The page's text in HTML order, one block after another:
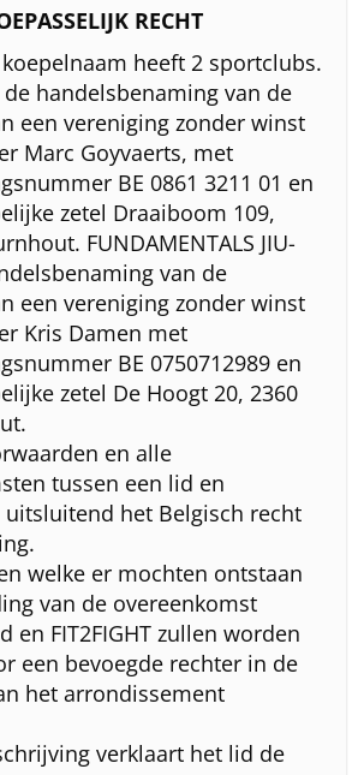
RECHT
heeft 2 sportclubs.
de handelsbenaming van de
een vereniging zonder winst
Marc Goyvaerts, met
BE 0861 3211 01 en
zetel Draaiboom 109,
FUNDAMENTALS JIU-
van de
een vereniging zonder winst
Kris Damen met
BE 0750712989 en
zetel De Hoogt 20, 2360
en alle
tussen een lid en
uitsluitend het Belgisch recht
welke er mochten ontstaan
van de overeenkomst
en FIT2FIGHT zullen worden
een bevoegde rechter in de
het arrondissement
verklaart het lid de